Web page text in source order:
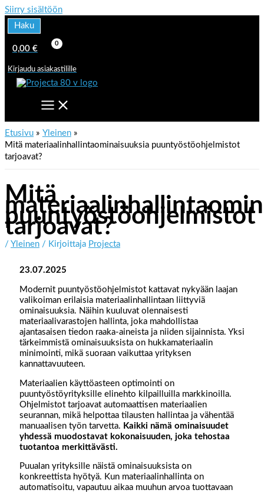
Siirry sisältöön
Haku
0,00 €
Kirjaudu asiakastilille
Etusivu
Yleinen
Mitä materiaalinhallintaominaisuuksia puuntyöstöohjelmistot
tarjoavat?
Mitä
puuntyöstöohjelmistot
tarjoavat?
/ Yleinen / Kirjoittaja Projecta
23.07.2025
Modernit puuntyöstöohjelmistot kattavat nykyään laajan
valikoiman erilaisia materiaalinhallintaan liittyviä
ominaisuuksia. Näihin kuuluvat olennaisesti
materiaalivarastojen hallinta, joka mahdollistaa
ajantasaisen tiedon raaka-aineista ja niiden sijainnista. Yksi
tärkeimmistä ominaisuuksista on hukkamateriaalin
minimointi, mikä suoraan vaikuttaa yrityksen
kannattavuuteen.
Materiaalien käyttöasteen optimointi on
puuntyöstöyrityksille elinehto kilpailluilla markkinoilla.
Ohjelmistot tarjoavat automaattisen materiaalien
seurannan, mikä helpottaa tilausten hallintaa ja vähentää
manuaalisen työn tarvetta. Kaikki nämä ominaisuudet
yhdessä muodostavat kokonaisuuden, joka tehostaa
tuotantoa merkittävästi.
Puualan yrityksille näistä ominaisuuksista on
konkreettista hyötyä. Kun materiaalinhallinta on
automatisoitu, vapautuu aikaa muuhun arvoa tuottavaan